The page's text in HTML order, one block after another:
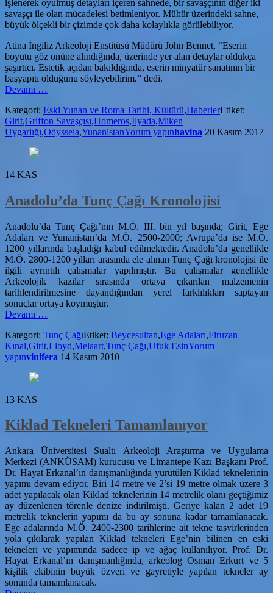
işlenerek oyulmuş detayları içeren sahnede, bir savaşçının diğer iki
savaşçı ile olan mücadelesi betimleniyor. Mühür üzerindeki sahne,
büyük ölçekli bir çizimde çok daha kolaylıkla görülebiliyor.
Atina İngiliz Arkeoloji Enstitüsü Müdürü John Bennet, “Eserin
boyutu göz önüne alındığında, üzerinde yer alan detaylar oldukça
şaşırtıcı. Estetik açıdan bakıldığında, eserin minyatür sanatının bir
başyapıtı olduğunu söyleyebilirim.” dedi.
Devamı
Başyapıtı
3500
Yıllık
Keşfedildi
…
Kategori: Eski Yunan ve Roma Tarihi, Kültürü,HaberlerEtiket:
Girit,Griffon Savaşçısı,Homeros,İlyada,Miken
Uygarlığı,Odysseia,YunanistanYorum yapınhavina 20 Kasım 2017
14 KAS
Anadolu’da Tunç Çağı Kronolojisi
Anadolu’da Tunç Çağı’nın M.Ö. III. bin yıl başında; Girit, Ege
Adaları ve Yunanistan’da M.Ö. 2500-2000; Avrupa’da ise M.Ö.
1200 yıllarında başladığı kabul edilmektedir. Anadolu’da genellikle
M.Ö. 2800-1200 yılları arasında ele alınan Tunç Çağı kronolojisi ile
ilgili ayrıntılı çalışmalar yapılmıştır. Bu çalışmalar genellikle
Arkeolojik kazılar sırasında ortaya çıkarılan malzemenin
tarihlendirilmesine dayandığından yerel farklılıkları saptayan
sonuçlar ortaya koymuştur.
Devamı
Çağı
Kronolojisi
…
Kategori: Tunç ÇağıEtiket: Beycesultan,Ege Adaları,Firuzan
Kınal,Girit,Lloyd,Melaart,Tunç Çağı,Ufuk EsinYorum
yapınvinifera 14 Kasım 2010
13 KAS
Kiklad Tekneleri Tamamlanıyor
Ankara Üniversitesi Sualtı Arkeoloji Araştırma ve Uygulama
Merkezi (ANKÜSAM) kurucusu ve Limantepe Kazı Başkanı Prof.
Dr. Hayat Erkanal’ın danışmanlığında yürütülen Kiklad teknelerinin
yapımı devam ediyor. Biri 14 metre ve 2’si 19 metre olmak üzere 3
adet yapılacak olan Kiklad teknelerinin 14 metrelik olanı geçtiğimiz
ay düzenlenen törenle denize indirilmişti. Geriye kalan 2 adet 19
metrelik teknelerin yapımı da bu ay sonuna kadar tamamlanacak.
Ege adalarında M.Ö. 2400-2300 tarihlerine ait tekne tasvirlerinden
yola çıkılarak yapılan Kiklad tekneleri Ege’nin bilinen en eski
tekneleri ve yapımında sadece ip ve ağaç kullanılıyor. Prof. Dr.
Hayat Erkanal’ın danışmanlığında, arkeolog Osman Erkurt ve 5
kişilik ekibinin büyük özveri ve gayretiyle yapılan tekneler ay
sonunda tamamlanacak.